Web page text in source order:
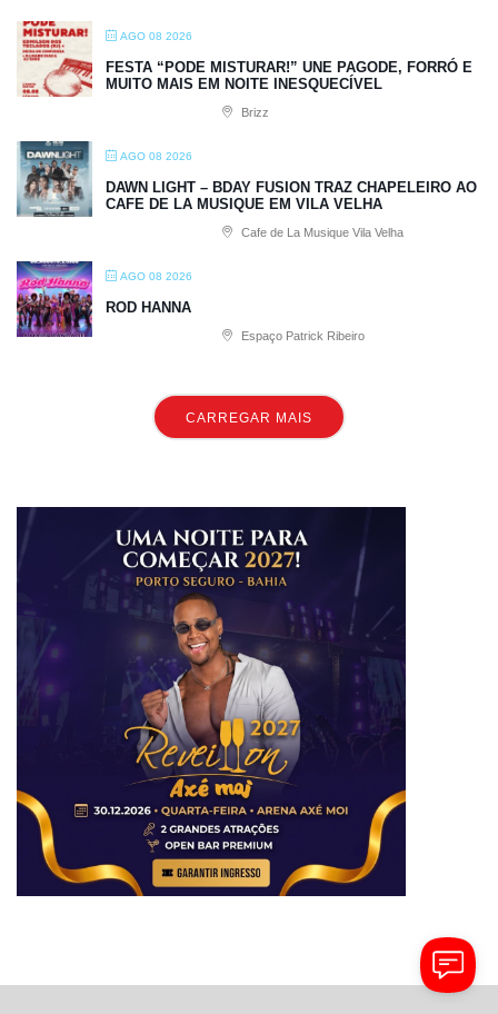
AGO 08 2026
FESTA “PODE MISTURAR!” UNE PAGODE, FORRÓ E
MUITO MAIS EM NOITE INESQUECÍVEL
Brizz
AGO 08 2026
DAWN LIGHT – BDAY FUSION TRAZ CHAPELEIRO AO
CAFE DE LA MUSIQUE EM VILA VELHA
Cafe de La Musique Vila Velha
AGO 08 2026
ROD HANNA
Espaço Patrick Ribeiro
CARREGAR MAIS